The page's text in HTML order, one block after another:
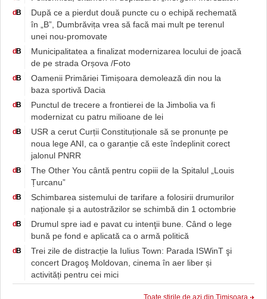
dB
După ce a pierdut două puncte cu o echipă rechemată
în „B”, Dumbrăvița vrea să facă mai mult pe terenul
unei nou-promovate
dB
Municipalitatea a finalizat modernizarea locului de joacă
de pe strada Orșova /Foto
dB
Oamenii Primăriei Timișoara demolează din nou la
baza sportivă Dacia
dB
Punctul de trecere a frontierei de la Jimbolia va fi
modernizat cu patru milioane de lei
dB
USR a cerut Curții Constituționale să se pronunțe pe
noua lege ANI, ca o garanție că este îndeplinit corect
jalonul PNRR
dB
The Other You cântă pentru copiii de la Spitalul „Louis
Țurcanu”
dB
Schimbarea sistemului de tarifare a folosirii drumurilor
naționale și a autostrăzilor se schimbă din 1 octombrie
dB
Drumul spre iad e pavat cu intenţii bune. Când o lege
bună pe fond e aplicată ca o armă politică
dB
Trei zile de distracție la Iulius Town: Parada ISWinT şi
concert Dragoş Moldovan, cinema în aer liber și
activități pentru cei mici
Toate știrile de azi din Timișoara